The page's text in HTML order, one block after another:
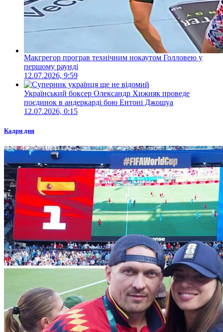
Макгрегор програв технічним нокаутом Голловею у
першому раунді
12.07.2026, 9:59
Український боксер Олександр Хижняк проведе
поєдинок в андеркарді бою Ентоні Джошуа
12.07.2026, 0:15
Кадри дня